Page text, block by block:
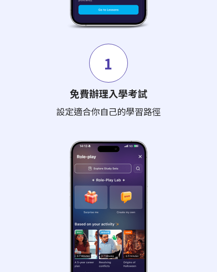
1
免費辦理入學考試
設定適合你自己的學習路徑